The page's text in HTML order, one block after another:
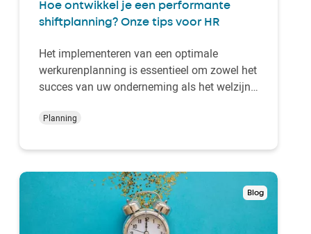
Hoe ontwikkel je een performante
shiftplanning? Onze tips voor HR
Het implementeren van een optimale
werkurenplanning is essentieel om zowel het
succes van uw onderneming als het welzijn
werknemers in te zetten op de juiste plaats,
flexibel om te gaan met personeelsinzet bij
afwezig…
Planning
Blog